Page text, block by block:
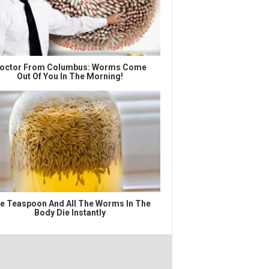
From Columbus: Worms Come
Out Of You In The Morning!
Teaspoon And All The Worms In The
Body Die Instantly